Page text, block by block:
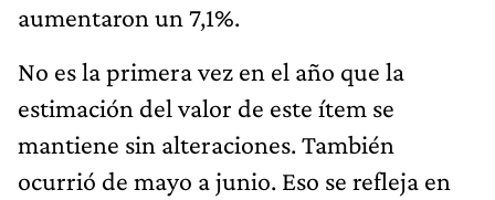
aumentaron un 7,1%.
No es la primera vez en el año que la
estimación del valor de este ítem se
mantiene sin alteraciones. También
ocurrió de mayo a junio. Eso se refleja en